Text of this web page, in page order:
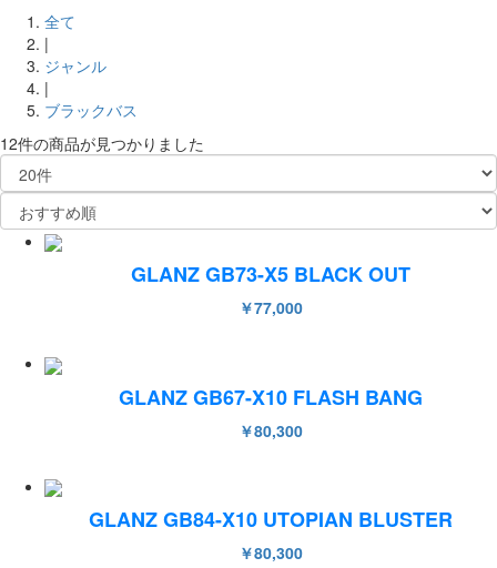
全て
|
ジャンル
|
ブラックバス
12件の商品が見つかりました
GLANZ GB73-X5 BLACK OUT
￥77,000
GLANZ GB67-X10 FLASH BANG
￥80,300
GLANZ GB84-X10 UTOPIAN BLUSTER
￥80,300